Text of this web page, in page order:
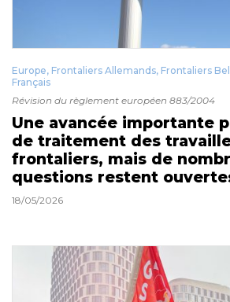
Europe, Frontaliers Allemands, Frontaliers
Français
Révision du règlement européen 883/2004
Une avancée importante
de traitement des
frontaliers, mais de
questions restent
18/05/2026